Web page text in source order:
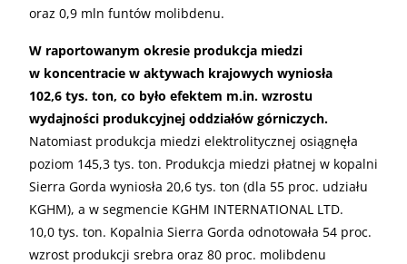
oraz 0,9 mln funtów molibdenu.
W raportowanym okresie produkcja miedzi
w koncentracie w aktywach krajowych wyniosła
102,6 tys. ton, co było efektem m.in. wzrostu
wydajności produkcyjnej oddziałów górniczych.
Natomiast produkcja miedzi elektrolitycznej osiągnęła
poziom 145,3 tys. ton. Produkcja miedzi płatnej w kopalni
Sierra Gorda wyniosła 20,6 tys. ton (dla 55 proc. udziału
KGHM), a w segmencie KGHM INTERNATIONAL LTD.
10,0 tys. ton. Kopalnia Sierra Gorda odnotowała 54 proc.
wzrost produkcji srebra oraz 80 proc. molibdenu